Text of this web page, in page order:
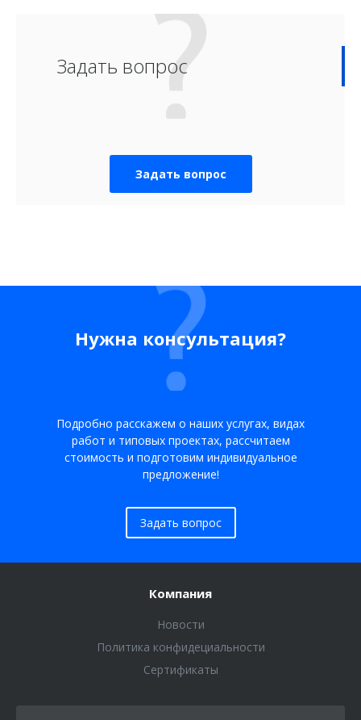
Задать вопрос
Задать вопрос
Нужна консультация?
Подробно расскажем о наших услугах, видах
работ и типовых проектах, рассчитаем
стоимость и подготовим индивидуальное
предложение!
Задать вопрос
Компания
Новости
Политика конфидециальности
Сертификаты